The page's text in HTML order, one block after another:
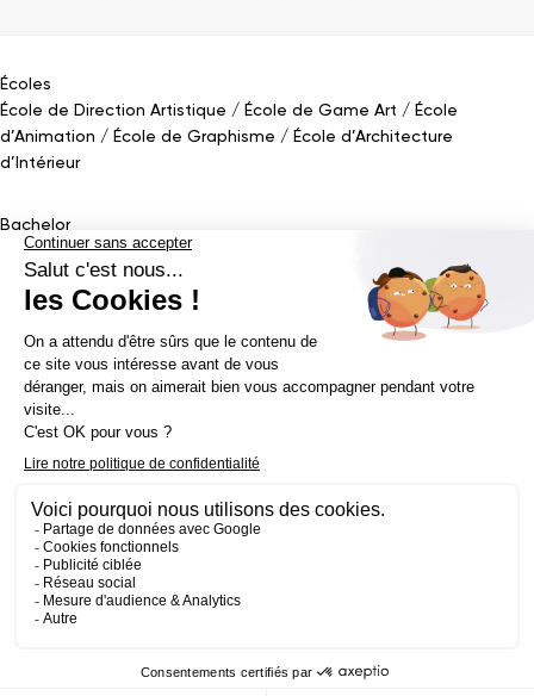
Écoles
École de Direction Artistique
École de Game Art
École
d’Animation
École de Graphisme
École d’Architecture
d’Intérieur
Bachelor
Bachelor Design Graphique
Bachelor Conception UI (en alternance)
Bachelor Cinéma
d’Animation 2D/3D
Bachelor Game
Interactive Design
Mastère
Mastères en Direction Artistique
&
(en alternance)
Mastère Webdesigner (en alternance)
Établissement d’enseignement supérieur privé - ECV 2019 ©
Mentions légales
Politique de confidentialité
La Jungle